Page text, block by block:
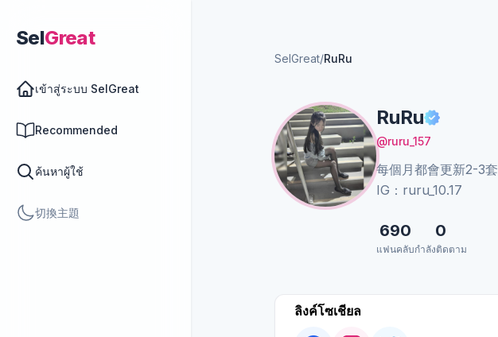
SelGreat
เข้าสู่ระบบ SelGreat
Recommended
ค้นหาผู้ใช้
切換主題
SelGreat/RuRu
RuRu
@ruru_157
每個月都會更新2-3套
IG：ruru_10.17
690
แฟนคลับ
0
กำลังติดตาม
ลิงค์โซเชียล